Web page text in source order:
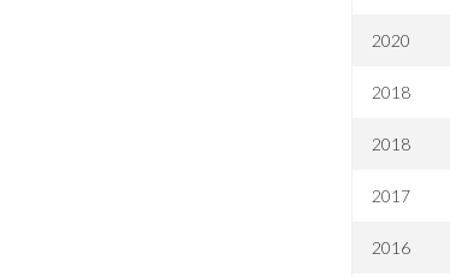
2020
2018
2018
2017
2016